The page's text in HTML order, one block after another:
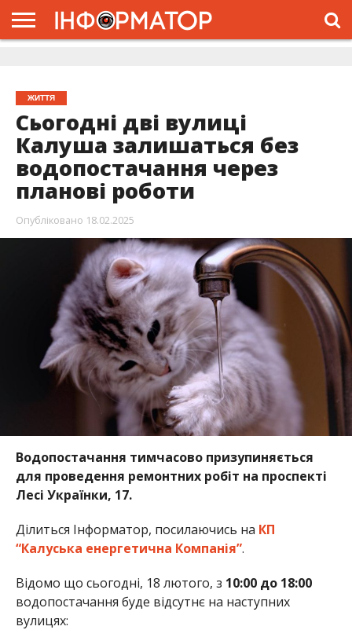
ЖИТТЯ
Сьогодні дві вулиці
Калуша залишаться без
водопостачання через
планові роботи
Опубліковано 18.02.2025
Водопостачання тимчасово призупиняється
для проведення ремонтних робіт на проспекті
Лесі Українки, 17.
Ділиться Інформатор, посилаючись на КП
“Калуська енергетична Компанія”.
Відомо що сьогодні, 18 лютого, з 10:00 до 18:00
водопостачання буде відсутнє на наступних
вулицях: